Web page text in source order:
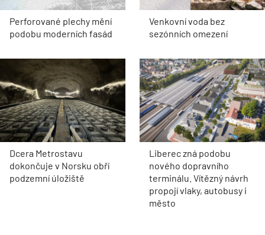
Perforované plechy mění
podobu moderních fasád
Venkovní voda bez
sezónních omezení
Dcera Metrostavu
dokončuje v Norsku obří
podzemní úložiště
Liberec zná podobu
nového dopravního
terminálu. Vítězný návrh
propojí vlaky, autobusy i
město